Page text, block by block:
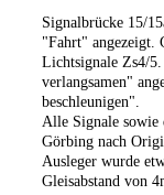
Signalbrücke 15/
"Fahrt" angezeigt.
Lichtsignale Zs4/
verlangsamen"
beschleunigen".
Alle Signale sowie
Görbing nach
Ausleger wurde
Gleisabstand von